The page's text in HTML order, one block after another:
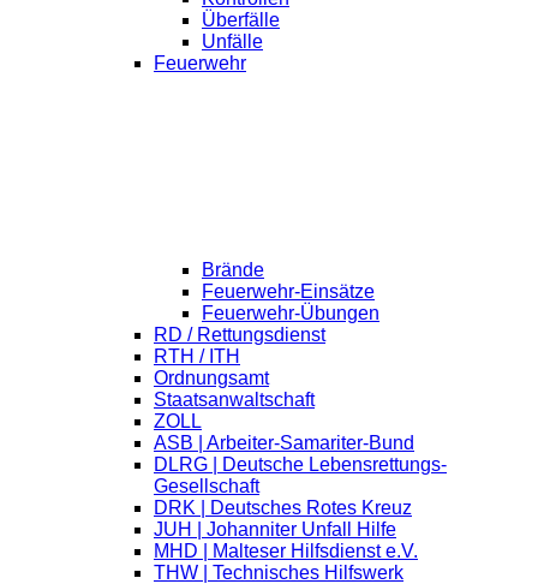
Überfälle
Unfälle
Feuerwehr
Brände
Feuerwehr-Einsätze
Feuerwehr-Übungen
RD / Rettungsdienst
RTH / ITH
Ordnungsamt
Staatsanwaltschaft
ZOLL
ASB | Arbeiter-Samariter-Bund
DLRG | Deutsche Lebensrettungs-
Gesellschaft
DRK | Deutsches Rotes Kreuz
JUH | Johanniter Unfall Hilfe
MHD | Malteser Hilfsdienst e.V.
THW | Technisches Hilfswerk